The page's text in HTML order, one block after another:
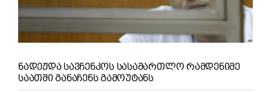
ᲜᲐᲓᲔᲟᲓᲐ ᲡᲐᲕᲩᲔᲜᲙᲝᲡ ᲡᲐᲡᲐᲛᲐᲠᲗᲚᲝ ᲠᲐᲛᲓᲔᲜᲘᲛᲔ
ᲡᲐᲐᲗᲨᲘ ᲒᲐᲜᲐᲩᲔᲜᲡ ᲒᲐᲛᲝᲣᲢᲐᲜᲡ